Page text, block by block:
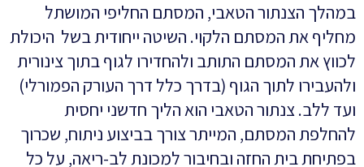
במהלך הצנתור הטאבי, המסתם החליפי המושתל
מחליף את המסתם הלקוי. השיטה ייחודית בשל היכולת
לכווץ את המסתם התותב ולהחדירו לגוף בתוך צינורית
ולהעבירו לתוך הגוף (בדרך כלל דרך העורק הפמורלי)
ועד ללב. צנתור הטאבי הוא הליך חדשני יחסית
להחלפת המסתם, המייתר צורך בביצוע ניתוח, שכרוך
בפתיחת בית החזה ובחיבור למכונת לב-ריאה, על כל